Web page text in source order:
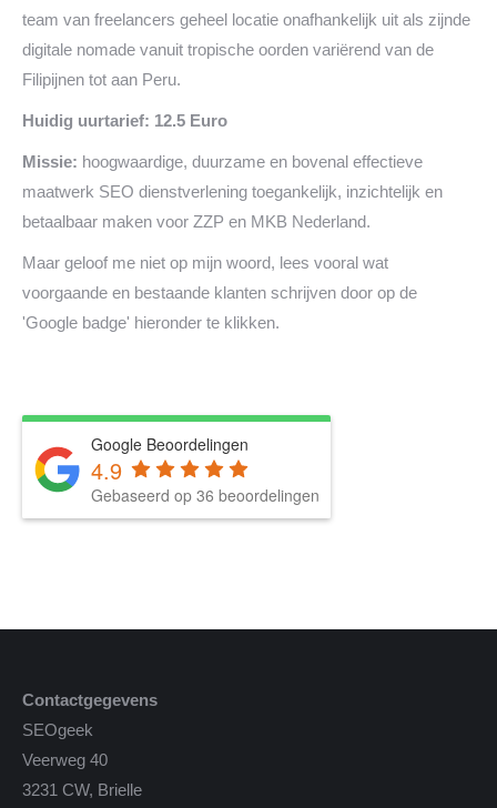
team van freelancers geheel locatie onafhankelijk uit als zijnde
digitale nomade vanuit tropische oorden variërend van de
Filipijnen tot aan Peru.
Huidig uurtarief: 12.5 Euro
Missie: hoogwaardige, duurzame en bovenal effectieve
maatwerk SEO dienstverlening toegankelijk, inzichtelijk en
betaalbaar maken voor ZZP en MKB Nederland.
Maar geloof me niet op mijn woord, lees vooral wat
voorgaande en bestaande klanten schrijven door op de
'Google badge' hieronder te klikken.
Google Beoordelingen
4.9
Gebaseerd op 36 beoordelingen
Contactgegevens
SEOgeek
Veerweg 40
3231 CW, Brielle